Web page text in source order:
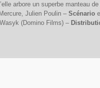
arbore un superbe manteau
Julien Poulin – Scénario
(Domino Films) –